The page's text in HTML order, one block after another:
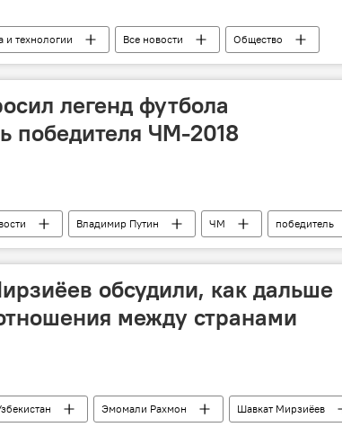
и технологии Все новости
Общество
проблема фейк Россия
легенд футбола
победителя ЧМ-2018
Владимир Путин ЧМ
победитель
обсудили, как дальше
между странами
Эмомали Рахмон
Шавкат Мирзиёев